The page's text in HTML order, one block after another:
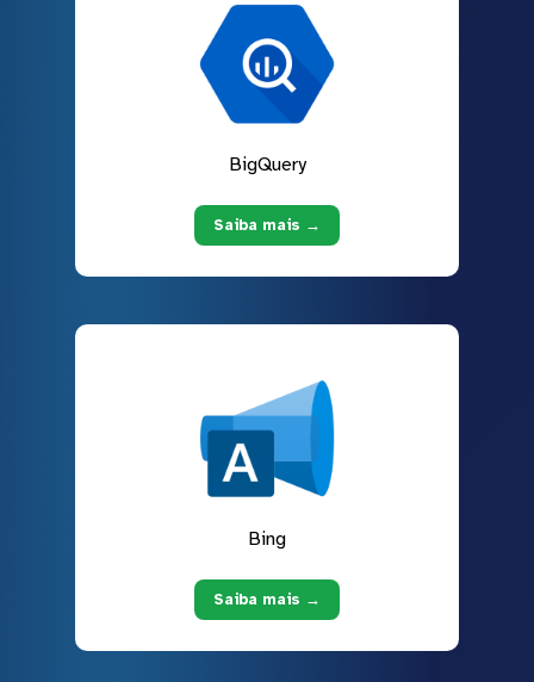
BigQuery
Saiba mais →
Bing
Saiba mais →